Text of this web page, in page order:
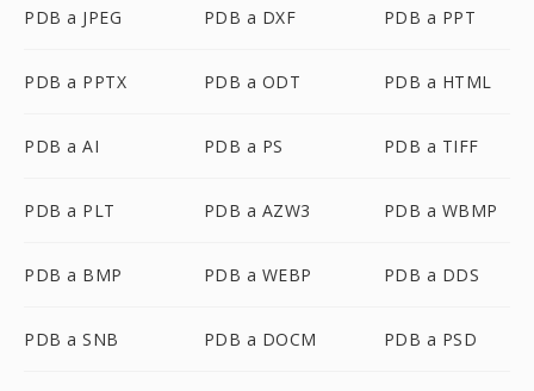
PDB a JPEG PDB a DXF PDB a PPT
PDB a PPTX PDB a ODT PDB a HTML
PDB a AI PDB a PS PDB a TIFF
PDB a PLT PDB a AZW3 PDB a WBMP
PDB a BMP PDB a WEBP PDB a DDS
PDB a SNB PDB a DOCM PDB a PSD